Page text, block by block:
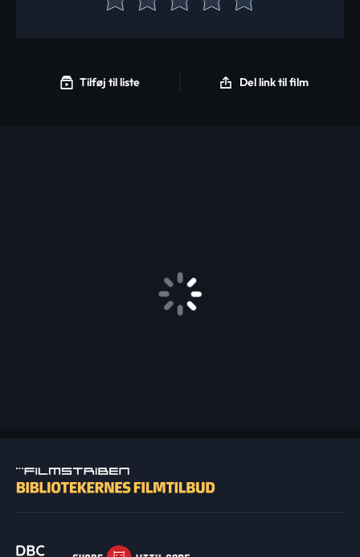
Tilføj til liste Del link til film